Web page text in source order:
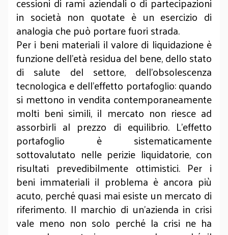
in società non quotate è un esercizio di
analogia che può portare fuori strada.
Per i beni materiali il valore di liquidazione è
funzione dell’età residua del bene, dello stato
di salute del settore, dell’obsolescenza
tecnologica e dell’effetto portafoglio: quando
si mettono in vendita contemporaneamente
molti beni simili, il mercato non riesce ad
assorbirli al prezzo di equilibrio. L’effetto
portafoglio è sistematicamente
sottovalutato nelle perizie liquidatorie, con
risultati prevedibilmente ottimistici. Per i
beni immateriali il problema è ancora più
acuto, perché quasi mai esiste un mercato di
riferimento. Il marchio di un’azienda in crisi
vale meno non solo perché la crisi ne ha